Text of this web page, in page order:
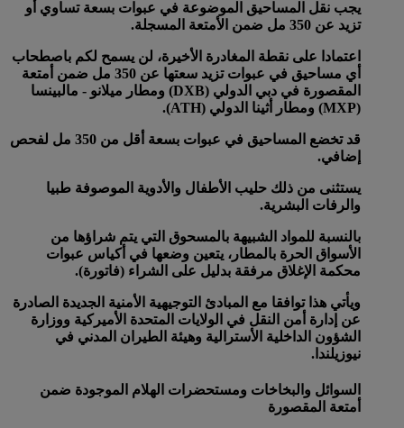
يجب نقل المساحيق الموضوعة في عبوات بسعة تساوي أو
تزيد عن 350 مل ضمن الأمتعة المسجلة.
اعتمادا على نقطة المغادرة الأخيرة، لن يسمح لكم باصطحاب
أي مساحيق في عبوات تزيد سعتها عن 350 مل ضمن أمتعة
المقصورة في دبي الدولي (DXB) ومطار ميلانو - مالبينسا
(MXP) ومطار أثينا الدولي (ATH).
قد تخضع المساحيق في عبوات بسعة أقل من 350 مل لفحص
إضافي.
يستثنى من ذلك حليب الأطفال والأدوية الموصوفة طبيا
والرفات البشرية.
بالنسبة للمواد الشبيهة بالمسحوق التي يتم شراؤها من
الأسواق الحرة بالمطار، يتعين وضعها في أكياس عبوات
محكمة الإغلاق مرفقة بدليل على الشراء (فاتورة).
ويأتي هذا توافقا مع المبادئ التوجيهية الأمنية الجديدة الصادرة
عن إدارة أمن النقل في الولايات المتحدة الأميركية ووزارة
الشؤون الداخلية الأسترالية وهيئة الطيران المدني في
نيوزيلندا.
السوائل والبخاخات ومستحضرات الهلام الموجودة ضمن
أمتعة المقصورة